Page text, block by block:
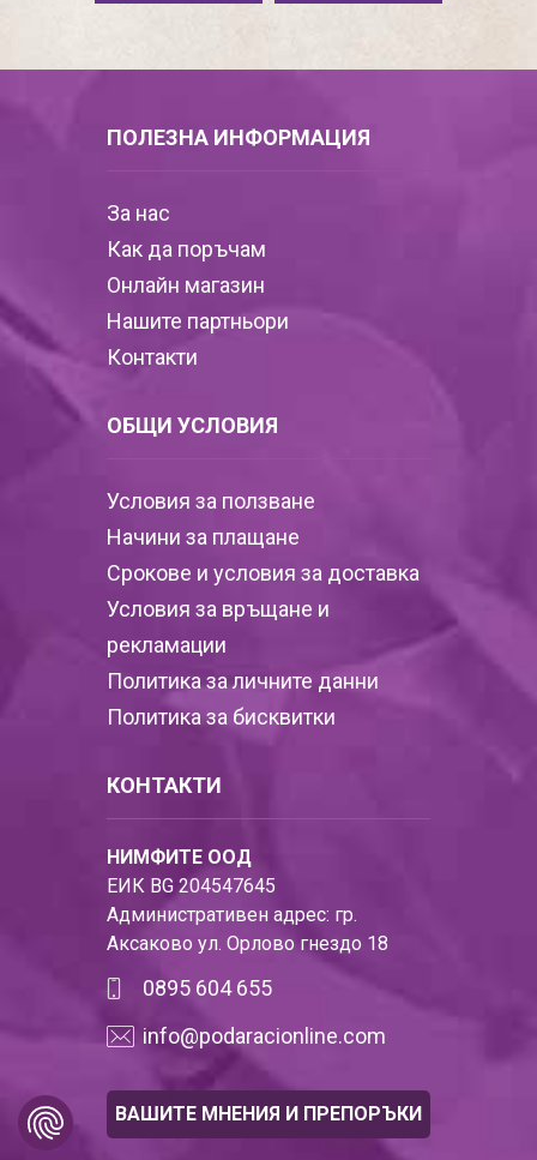
ПОЛЕЗНА ИНФОРМАЦИЯ
За нас
Как да поръчам
Онлайн магазин
Нашите партньори
Контакти
ОБЩИ УСЛОВИЯ
Условия за ползване
Начини за плащане
Срокове и условия за доставка
Условия за връщане и
рекламации
Политика за личните данни
Политика за бисквитки
КОНТАКТИ
НИМФИТЕ ООД
ЕИК BG 204547645
Административен адрес: гр.
Аксаково ул. Орлово гнездо 18
0895 604 655
info@podaracionline.com
ВАШИТЕ МНЕНИЯ И ПРЕПОРЪКИ